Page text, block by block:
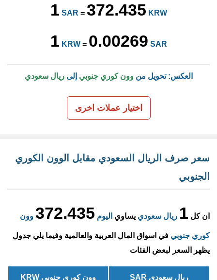
1 SAR = 372.435 KRW
1 KRW= 0.00269 SAR
العكس: تحويل منوون كوري جنوبي إلىريال سعودي
اختيار عملات اخرى
سعر صرف الريال السعودي مقابل الوون الكوري
الجنوبي
ان كل 1 ريال سعودي يساوي اليوم 372.435 وون
كوري جنوبي في اسواق المال العربية والعالمية وفيما يلي جدول
يظهر السعر لبعض الفئات
ريال سعودي SAR وون كوري جنوبي KRW